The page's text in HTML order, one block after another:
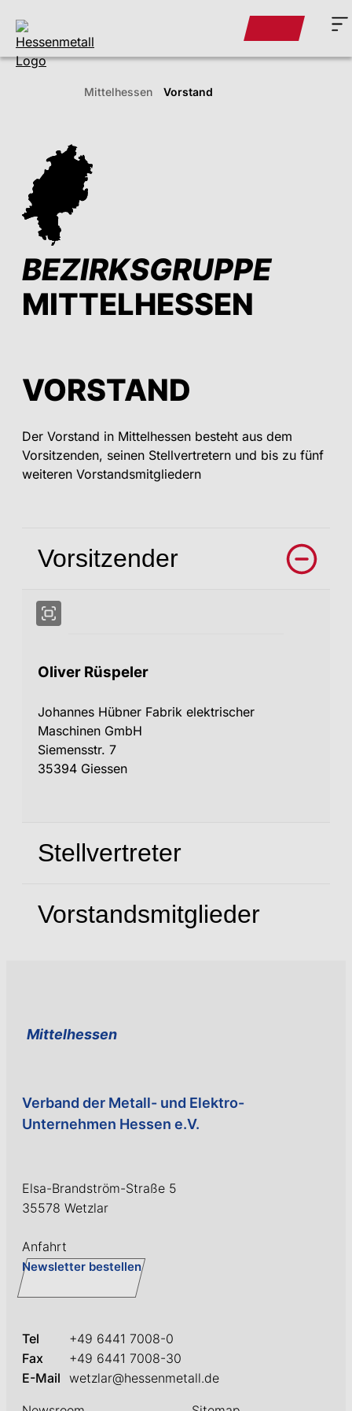
BEZIRKSGRUPPE
MITTELHESSEN
VORSTAND
Der Vorstand in Mittelhessen besteht aus dem
Vorsitzenden, seinen Stellvertretern und bis zu fünf
weiteren Vorstandsmitgliedern
Vorsitzender
Oliver Rüspeler
Johannes Hübner Fabrik elektrischer
Maschinen GmbH
Siemensstr. 7
35394 Giessen
Stellvertreter
Vorstandsmitglieder
Mittelhessen Vorstand
Mittelhessen
Verband der Metall- und Elektro-
Unternehmen Hessen e.V.
Elsa-Brandström-Straße 5
35578 Wetzlar
Anfahrt
Newsletter bestellen
Tel
+49 6441 7008-0
Fax
+49 6441 7008-30
E-Mail wetzlar@hessenmetall.de